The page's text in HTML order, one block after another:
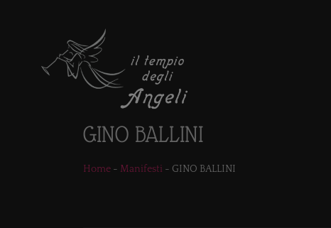
GINO BALLINI
Home - Manifesti - GINO BALLINI